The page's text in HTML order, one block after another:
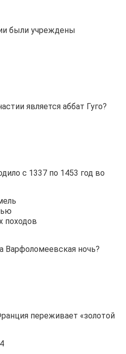
были учреждены
является аббат Гуго?
с 1337 по 1453 год во
походов
Варфоломеевская ночь?
переживает «золотой